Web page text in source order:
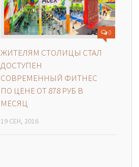
0
ЖИТЕЛЯМ СТОЛИЦЫ СТАЛ
ДОСТУПЕН
СОВРЕМЕННЫЙ ФИТНЕС
ПО ЦЕНЕ ОТ 878 РУБ В
МЕСЯЦ
19 СЕН, 2016